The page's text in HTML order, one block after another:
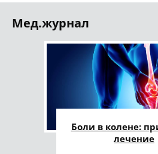
Мед.журнал
Боли в колене:
лечение